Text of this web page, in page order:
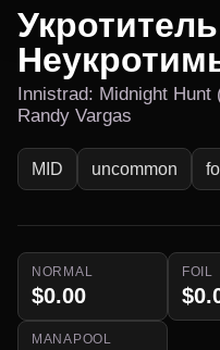
Innistrad: Midnight
Randy Vargas
MID uncommon
NORMAL
$0.00
FOIL
MANAPOOL